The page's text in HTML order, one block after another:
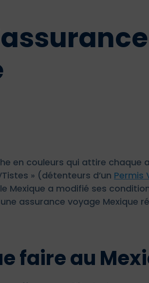
en couleurs qui attire chaque
» (détenteurs d’un Permis
Mexique a modifié ses
assurance voyage Mexique
faire au